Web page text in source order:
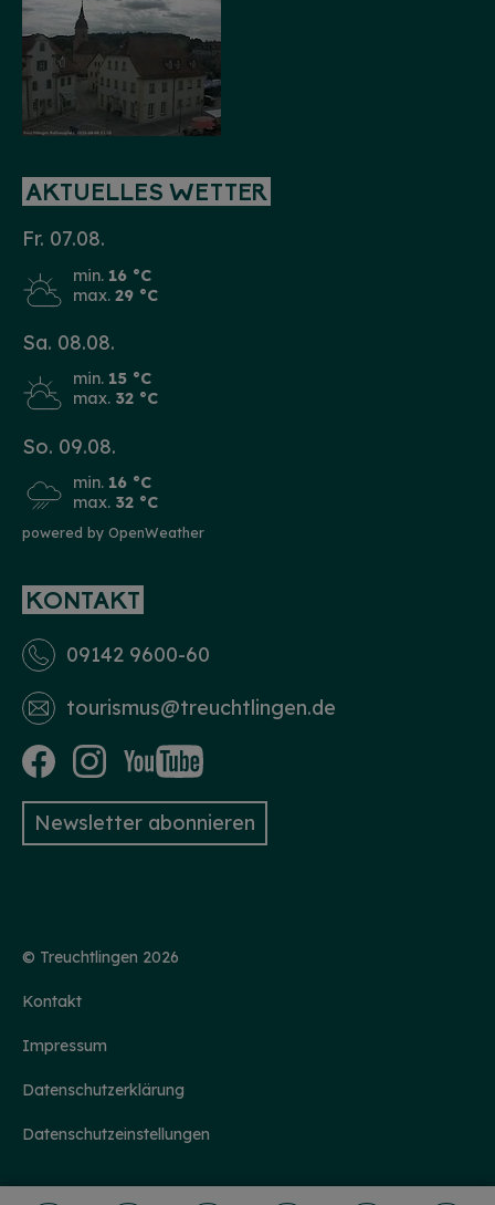
AKTUELLES WETTER
Fr. 07.08.
min. 16 °C
max. 29 °C
Sa. 08.08.
min. 15 °C
max. 32 °C
So. 09.08.
min. 16 °C
max. 32 °C
powered by OpenWeather
KONTAKT
09142 9600-60
tourismus­@treuchtlingen.de
Newsletter abonnieren
© Treuchtlingen 2026
Kontakt
Impressum
Datenschutzerklärung
Datenschutzeinstellungen